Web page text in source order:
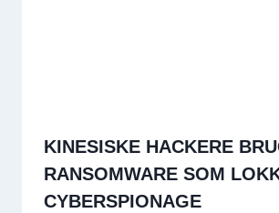
KINESISKE HACKERE
RANSOMWARE SOM
CYBERSPIONAGE